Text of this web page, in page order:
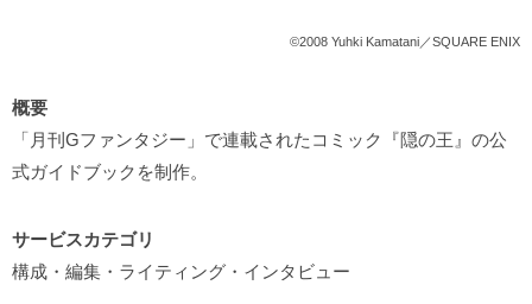
©2008 Yuhki Kamatani／SQUARE ENIX
概要
「月刊Gファンタジー」で連載されたコミック『隠の王』の公
式ガイドブックを制作。
サービスカテゴリ
構成・編集・ライティング・インタビュー